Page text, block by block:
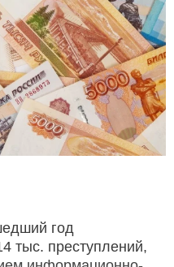
год
тыс. преступлений,